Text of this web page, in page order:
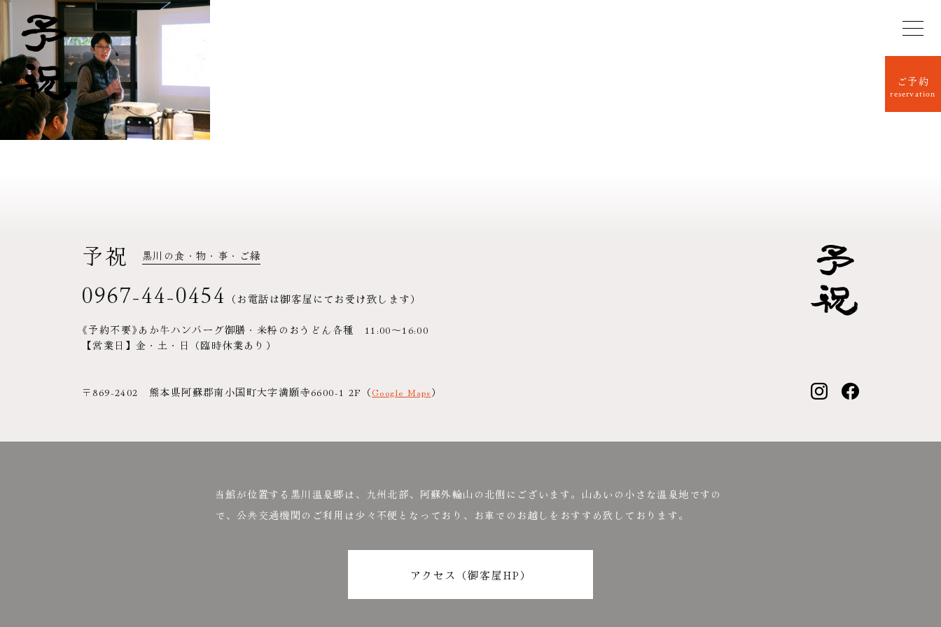
ご予約
reservation
予祝 黒川の食・物・事・ご縁
0967-44-0454 （お電話は御客屋にてお受け致します）
《予約不要》あか牛ハンバーグ御膳・米粉のおうどん各種 11:00～16:00
【営業日】金・土・日（臨時休業あり）
〒869-2402 熊本県阿蘇郡南小国町大字満願寺6600-1 2F （Google Maps）
当館が位置する黒川温泉郷は、九州北部、阿蘇外輪山の北側にございます。山あいの小さな温泉地ですの
で、公共交通機関のご利用は少々不便となっており、お車でのお越しをおすすめ致しております。
アクセス（御客屋HP）